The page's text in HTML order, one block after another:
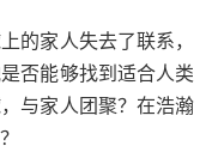
的家人失去了联系，
否能够找到适合人类
与家人团聚？在浩瀚